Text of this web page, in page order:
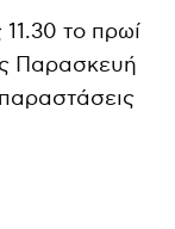
το πρωί
Παρασκευή